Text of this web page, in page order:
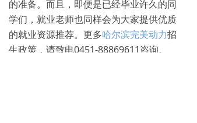
的准备。而且，即便是已经毕业许久的同
学们，就业老师也同样会为大家提供优质
的就业资源推荐。更多哈尔滨完美动力招
生政策，请致电0451-88869611咨询。